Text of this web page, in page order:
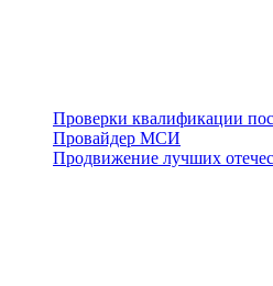
Проверки квалификации
Провайдер МСИ
Продвижение лучших